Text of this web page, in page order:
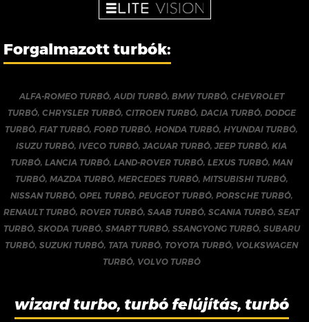
Forgalmazott turbók:
ALFA-ROMEO TURBÓ,AUDI TURBÓ, BMW TURBÓ, CHEVROLET
TURBÓ, CHRYSLER TURBÓ, CITROEN TURBÓ, DACIA TURBÓ, DODGE
TURBÓ,FIAT TURBÓ,FORD TURBÓ, HONDA TURBÓ, HYUNDAI TURBÓ,
ISUZU TURBÓ,IVECO TURBÓ,JAGUAR TURBÓ,JEEP TURBÓ,KIA
TURBÓ,LANCIA TURBÓ,LAND-ROVER TURBÓ,LEXUS TURBÓ,MAN
TURBÓ, MAZDA TURBÓ, MERCEDES TURBÓ, MITSUBISHI TURBÓ,
NISSAN TURBÓ, OPEL TURBÓ, PEUGEOT TURBÓ, PORSCHE TURBÓ,
RENAULT TURBÓ,ROVER TURBÓ,SAAB TURBÓ,SCANIA TURBÓ,SEAT
TURBÓ, SKODA TURBÓ, SMART TURBÓ, SSANGYONG TURBÓ, SUBARU
TURBÓ,SUZUKI TURBÓ, TATA TURBÓ, TOYOTA TURBÓ, VOLKSWAGEN
TURBÓ, VOLVO TURBÓ
wizard turbo, turbó felújítás, turbó